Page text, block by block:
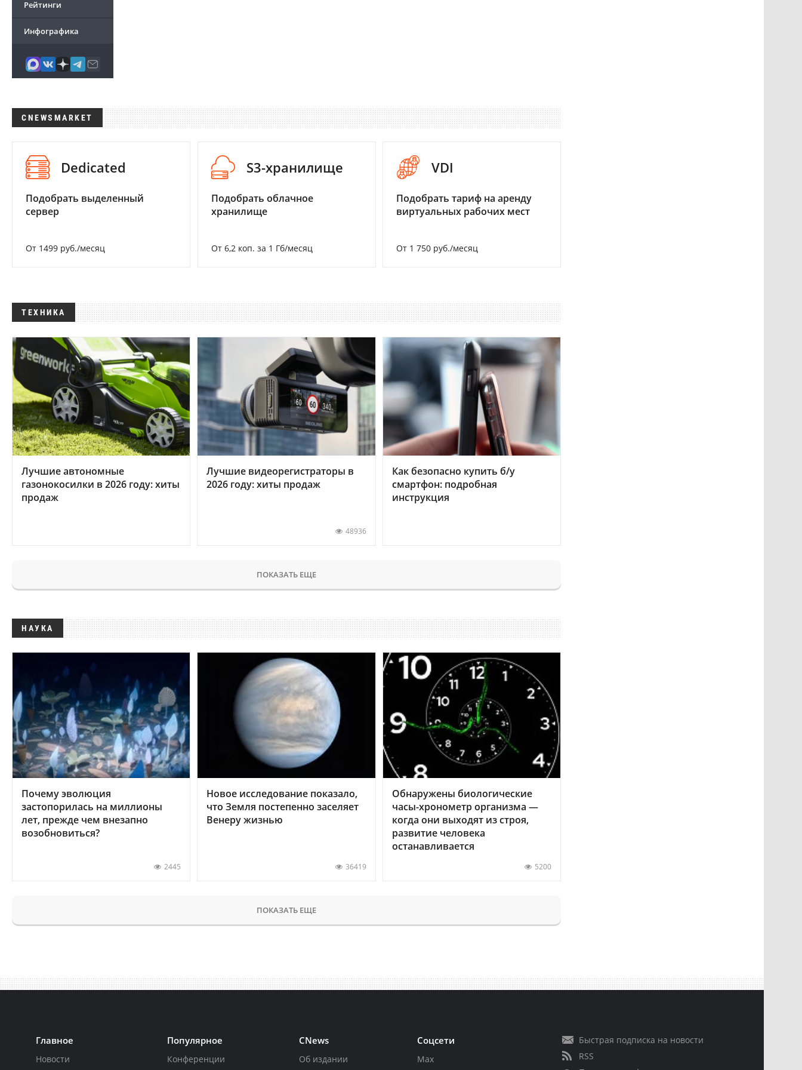
Рейтинги
Инфографика
CNEWSMARKET
Dedicated
Подобрать выделенный
сервер
От 1499 руб./месяц
S3-хранилище
Подобрать облачное
хранилище
От 6,2 коп. за 1 Гб/месяц
VDI
Подобрать тариф на аренду
виртуальных рабочих мест
От 1 750 руб./месяц
ТЕХНИКА
Лучшие автономные
газонокосилки в 2026 году: хиты
продаж
Лучшие видеорегистраторы в
2026 году: хиты продаж
48936
Как безопасно купить б/у
смартфон: подробная
инструкция
ПОКАЗАТЬ ЕЩЕ
НАУКА
Почему эволюция
застопорилась на миллионы
лет, прежде чем внезапно
возобновиться?
2445
Новое исследование показало,
что Земля постепенно заселяет
Венеру жизнью
36419
Обнаружены биологические
часы-хронометр организма —
когда они выходят из строя,
развитие человека
останавливается
5200
ПОКАЗАТЬ ЕЩЕ
Главное
Новости
Популярное
Конференции
CNews
Об издании
Соцсети
Max
Быстрая подписка на новости
RSS